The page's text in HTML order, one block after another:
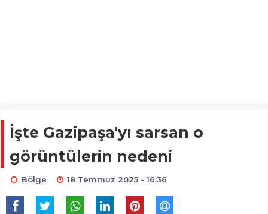
İşte Gazipaşa'yı sarsan o
görüntülerin nedeni
Bölge 18 Temmuz 2025 - 16:36